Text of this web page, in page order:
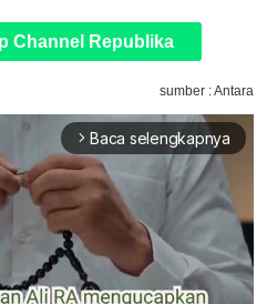
Channel Republika
sumber : Antara
arrow_forward_ios Baca selengkapnya